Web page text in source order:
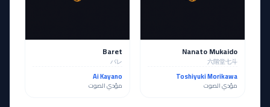
Nanato Mukaido
六階堂七斗
Toshiyuki Morikawa
مؤدي الصوت
Baret
バレ
Ai Kayano
مؤدي الصوت